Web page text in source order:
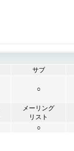
サブ
○
メーリング
リスト
○